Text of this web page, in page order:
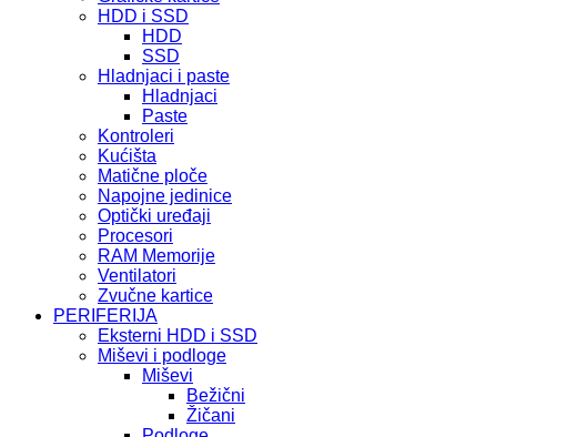
HDD i SSD
HDD
SSD
Hladnjaci i paste
Hladnjaci
Paste
Kontroleri
Kućišta
Matične ploče
Napojne jedinice
Optički uređaji
Procesori
RAM Memorije
Ventilatori
Zvučne kartice
PERIFERIJA
Eksterni HDD i SSD
Miševi i podloge
Miševi
Bežični
Žičani